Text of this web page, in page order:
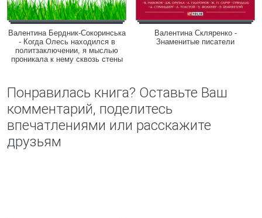
Валентина Бердник-Сокоринська
- Когда Олесь находился в
политзаключении, я мыслью
проникала к нему сквозь стены
Валентина Скляренко -
Знаменитые писатели
Понравилась книга? Оставьте Ваш
комментарий, поделитесь
впечатлениями или расскажите
друзьям